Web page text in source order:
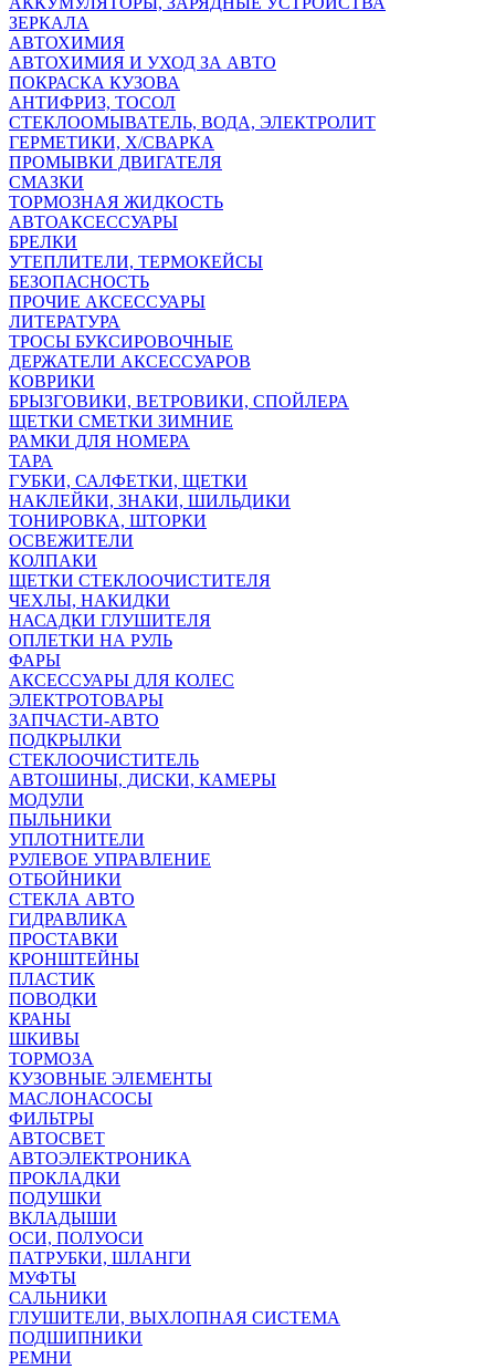
ЗЕРКАЛА
АВТОХИМИЯ
АВТОХИМИЯ И УХОД ЗА АВТО
ПОКРАСКА КУЗОВА
АНТИФРИЗ, ТОСОЛ
СТЕКЛООМЫВАТЕЛЬ, ВОДА, ЭЛЕКТРОЛИТ
ГЕРМЕТИКИ, Х/СВАРКА
ПРОМЫВКИ ДВИГАТЕЛЯ
СМАЗКИ
ТОРМОЗНАЯ ЖИДКОСТЬ
АВТОАКСЕССУАРЫ
БРЕЛКИ
УТЕПЛИТЕЛИ, ТЕРМОКЕЙСЫ
БЕЗОПАСНОСТЬ
ПРОЧИЕ АКСЕССУАРЫ
ЛИТЕРАТУРА
ТРОСЫ БУКСИРОВОЧНЫЕ
ДЕРЖАТЕЛИ АКСЕССУАРОВ
КОВРИКИ
БРЫЗГОВИКИ, ВЕТРОВИКИ, СПОЙЛЕРА
ЩЕТКИ СМЕТКИ ЗИМНИЕ
РАМКИ ДЛЯ НОМЕРА
ТАРА
ГУБКИ, САЛФЕТКИ, ЩЕТКИ
НАКЛЕЙКИ, ЗНАКИ, ШИЛЬДИКИ
ТОНИРОВКА, ШТОРКИ
ОСВЕЖИТЕЛИ
КОЛПАКИ
ЩЕТКИ СТЕКЛООЧИСТИТЕЛЯ
ЧЕХЛЫ, НАКИДКИ
НАСАДКИ ГЛУШИТЕЛЯ
ОПЛЕТКИ НА РУЛЬ
ФАРЫ
АКСЕССУАРЫ ДЛЯ КОЛЕС
ЭЛЕКТРОТОВАРЫ
ЗАПЧАСТИ-АВТО
ПОДКРЫЛКИ
СТЕКЛООЧИСТИТЕЛЬ
АВТОШИНЫ, ДИСКИ, КАМЕРЫ
МОДУЛИ
ПЫЛЬНИКИ
УПЛОТНИТЕЛИ
РУЛЕВОЕ УПРАВЛЕНИЕ
ОТБОЙНИКИ
СТЕКЛА АВТО
ГИДРАВЛИКА
ПРОСТАВКИ
КРОНШТЕЙНЫ
ПЛАСТИК
ПОВОДКИ
КРАНЫ
ШКИВЫ
ТОРМОЗА
КУЗОВНЫЕ ЭЛЕМЕНТЫ
МАСЛОНАСОСЫ
ФИЛЬТРЫ
АВТОСВЕТ
АВТОЭЛЕКТРОНИКА
ПРОКЛАДКИ
ПОДУШКИ
ВКЛАДЫШИ
ОСИ, ПОЛУОСИ
ПАТРУБКИ, ШЛАНГИ
МУФТЫ
САЛЬНИКИ
ГЛУШИТЕЛИ, ВЫХЛОПНАЯ СИСТЕМА
ПОДШИПНИКИ
РЕМНИ